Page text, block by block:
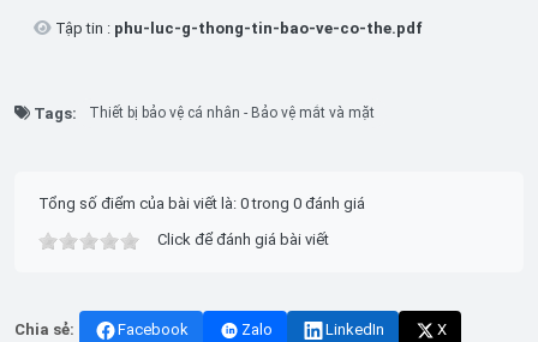
Tập tin : phu-luc-g-thong-tin-bao-ve-co-the.pdf
Tags: Thiết bị bảo vệ cá nhân - Bảo vệ mắt và mặt
Tổng số điểm của bài viết là: 0 trong 0 đánh giá
Click để đánh giá bài viết
Chia sẻ: Facebook Zalo LinkedIn X